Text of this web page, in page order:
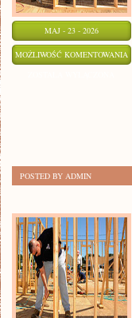
MAJ - 23 - 2026
MOŻLIWOŚĆ KOMENTOWANIA
POSTED BY ADMIN